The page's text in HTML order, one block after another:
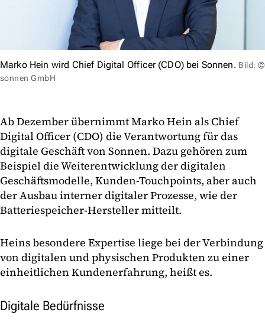
Marko Hein wird Chief Digital Officer (CDO) bei Sonnen. Bild: ©
sonnen GmbH
Ab Dezember übernimmt Marko Hein als Chief
Digital Officer (CDO) die Verantwortung für das
digitale Geschäft von Sonnen. Dazu gehören zum
Beispiel die Weiterentwicklung der digitalen
Geschäftsmodelle, Kunden-Touchpoints, aber auch
der Ausbau interner digitaler Prozesse, wie der
Batteriespeicher-Hersteller mitteilt.
Heins besondere Expertise liege bei der Verbindung
von digitalen und physischen Produkten zu einer
einheitlichen Kundenerfahrung, heißt es.
Digitale Bedürfnisse